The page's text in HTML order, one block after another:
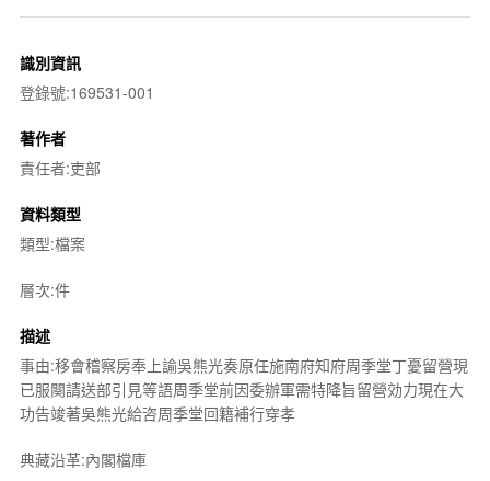
識別資訊
登錄號:169531-001
著作者
責任者:吏部
資料類型
類型:檔案
層次:件
描述
事由:移會稽察房奉上諭吳熊光奏原任施南府知府周季堂丁憂留營現
已服闋請送部引見等語周季堂前因委辦軍需特降旨留營効力現在大
功告竣著吳熊光給咨周季堂回籍補行穿孝
典藏沿革:內閣檔庫